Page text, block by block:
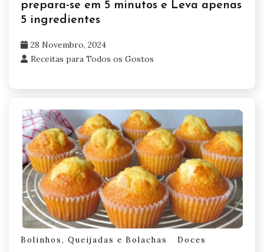
prepara-se em 5 minutos e Leva apenas
5 ingredientes
28 Novembro, 2024
Receitas para Todos os Gostos
Bolinhos, Queijadas e Bolachas Doces